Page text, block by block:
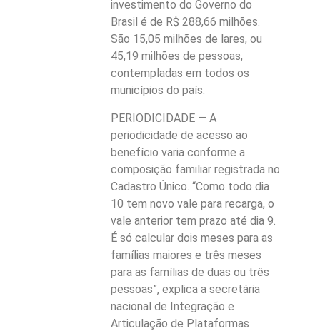
investimento do Governo do
Brasil é de R$ 288,66 milhões.
São 15,05 milhões de lares, ou
45,19 milhões de pessoas,
contempladas em todos os
municípios do país.
PERIODICIDADE — A
periodicidade de acesso ao
benefício varia conforme a
composição familiar registrada no
Cadastro Único. “Como todo dia
10 tem novo vale para recarga, o
vale anterior tem prazo até dia 9.
É só calcular dois meses para as
famílias maiores e três meses
para as famílias de duas ou três
pessoas”, explica a secretária
nacional de Integração e
Articulação de Plataformas